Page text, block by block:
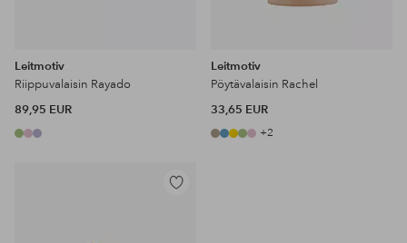
Leitmotiv
Riippuvalaisin Rayado
89,95 EUR
Leitmotiv
Pöytävalaisin Rachel
33,65 EUR
+2
Lisää